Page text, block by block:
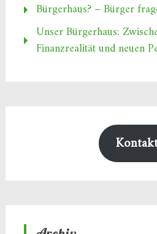
Bürgerhaus? – Bürger
Unser Bürgerhaus:
Finanzrealität und neuen